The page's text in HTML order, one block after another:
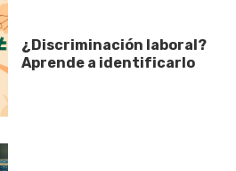
¿Discriminación laboral?
Aprende a identificarlo